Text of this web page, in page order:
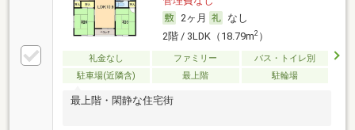
2ヶ月
なし
2階 / 3LDK（18.79m2）
礼金なし ファミリー
バス・トイレ別
駐車場(近隣含)
最上階 駐輪場
最上階・閑静な住宅街